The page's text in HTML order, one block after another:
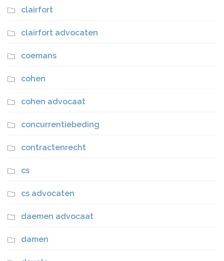
clairfort
clairfort advocaten
coemans
cohen
cohen advocaat
concurrentiebeding
contractenrecht
cs
cs advocaten
daemen advocaat
damen